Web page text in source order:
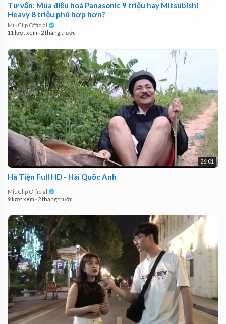
Tư vấn: Mua điều hoà Panasonic 9 triệu hay Mitsubishi
Heavy 8 triệu phù hợp hơn?
MiuClip Official
11 lượt xem · 2 tháng trước
26:01
Hà Tiện Full HD - Hài Quốc Anh
MiuClip Official
9 lượt xem · 2 tháng trước